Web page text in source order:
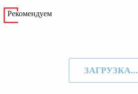
Рекомендуем
ЗАГРУЗКА...